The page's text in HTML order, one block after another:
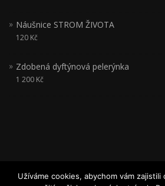
Náušnice STROM ŽIVOTA
120 Kč
Zdobená dyftýnová pelerýnka
1 200 Kč
Užíváme cookies, abychom vám zajistili